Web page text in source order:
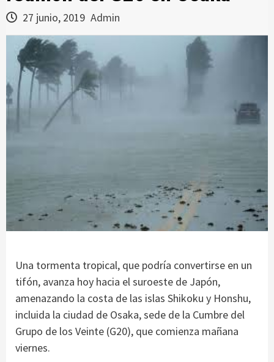
27 junio, 2019 Admin
Una tormenta tropical, que podría convertirse en un
tifón, avanza hoy hacia el suroeste de Japón,
amenazando la costa de las islas Shikoku y Honshu,
incluida la ciudad de Osaka, sede de la Cumbre del
Grupo de los Veinte (G20), que comienza mañana
viernes.